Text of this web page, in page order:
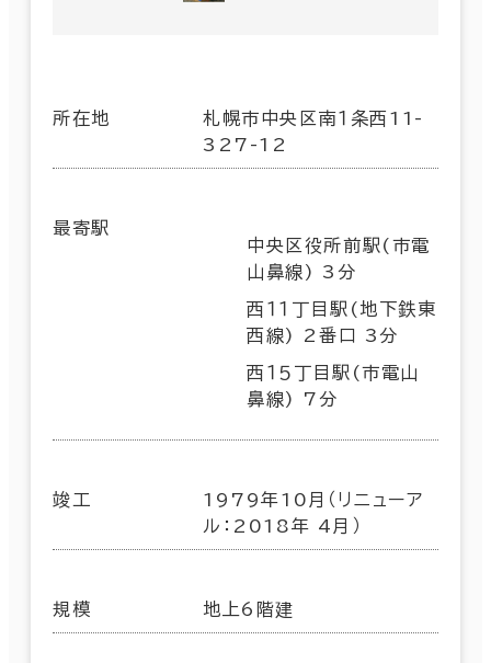
所在地
札幌市中央区南１条西11-
327-12
最寄駅
中央区役所前駅(市電
山鼻線) 3分
西１１丁目駅(地下鉄東
西線) 2番口 3分
西１５丁目駅(市電山
鼻線) 7分
竣工
1979年10月（リニューア
ル：2018年 4月）
規模 地上6階建